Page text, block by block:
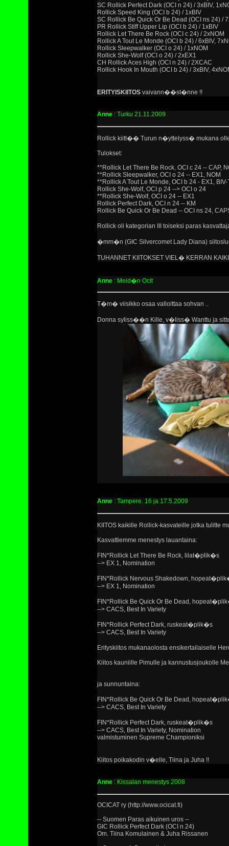
SC Rollick Perfect Dark (OCI n 24) / 3xBIV,
Rollick Speed King (OCI b 24) / 1xBIV
SC Rollick Be Quick Or Be Dead (OCI ns 24) /
PR Rollick Stiff Upper Lip (OCI b 24) / 1xBIV
Rollick Let There Be Rock (OCI c 24) / 2xNOM
Rollick A Tout Le Monde (OCI b 24) / 6xBIV,
Rollick Sleepwalker (OCI o 24) / 1xNOM
Rollick She-Wolf (OCI o 24) / 2xEX1
CH Rollick Aces High (OCI n 24) / 2XCAC
Rollick Hook In Mouth (OCI b 24) / 3xBIV,
ERITYISKIITOS vaivann��st�nne !!
Anne : Turku 21.11.2009
Rollick kiitt�� Turun n�yttelyss� mukana
Tulokset:
**Rollick Let There Be Rock, OCI c 24 -- CAP,
**Rollick Sleepwalker, OCI o 24 -- EX1, NOM
**Rollick A Tout Le Monde, OCI b 24 - EX1, BIV-
Rollick She-Wolf, OCI p 24 --> OCI o 24
**Rollick She-Wolf, OCI o 24 -- EX1
Rollick Perfect Dark, OCI n 24 -- KM
Rollick Be Quick Or Be Dead -- OCI ns 24,
Rollick oli kategorian III toiseksi paras
�mm�n (GIC Silvercomet Lady Diana)
TUHANNET KIITOKSET VIEL� KERRAN
Anne : Meid�n Ocit
T�m� viisikko osaa valloittaa sohvan ..
Donna syliss��n Kille, v�liss� Wanttu ja
Anne : Tampere. 16 ja 17.5.2009
KIITOS kaikille Rollick-kasvateille jotka tulitte
Kasvattiemme menestys lauantaina:
FIN*Rollick Let There Be Rock, lilat�plik�s
--> EX 1, Nomination
FIN*Rollick Nervous Shakedown,
--> EX 1, Nomination
FIN*Rollick Be Quick Or Be Dead,
--> CACS, Best In Variety
FIN*Rollick Perfect Dark, ruskeat�plik�s
--> CACS, Best In Variety
Erityskiitos mukanaolosta ensikertailaiselle
Kiitos kauniille Pimulle ja kannustusjoukolle
ja sunnuntaina:
FIN*Rollick Be Quick Or Be Dead,
--> CACS, Best In Variety
FIN*Rollick Perfect Dark, ruskeat�plik�s
--> CACS, Best In Variety, Nomination
valmistuminen Supreme Championiksi
Kiitos poikakodin v�elle, Tiina ja Juha !!
Anne : Kissalan menestys 2008
OCICAT ry (http://www.ocicat.fi)
-- Suomen Paras aikuinen uros --
GIC Rollick Perfect Dark (OCI n 24)
Om. Tiina Komulainen & Juha Rissanen